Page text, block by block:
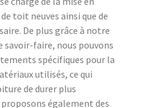
toit neuves ainsi que de
De plus grâce à notre
faire, nous pouvons
spécifiques pour la
utilisés, ce qui
de durer plus
également des